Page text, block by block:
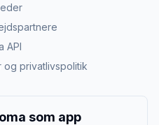
API
og privatlivspolitik
som app